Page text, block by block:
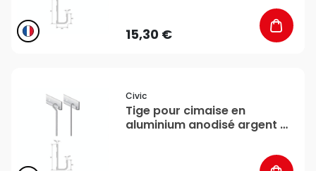
15,30 €
Civic
Tige pour cimaise en
aluminium anodisé argent 4